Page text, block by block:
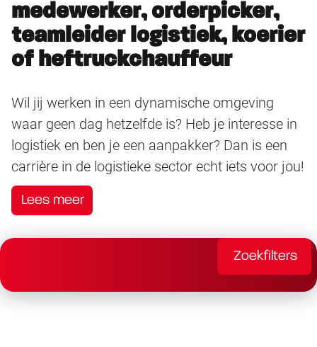
medewerker, orderpicker,
teamleider logistiek, koerier
of heftruckchauffeur
Wil jij werken in een dynamische omgeving
waar geen dag hetzelfde is? Heb je interesse in
logistiek en ben je een aanpakker? Dan is een
carrière in de logistieke sector echt iets voor jou!
Lees meer
Zoekfilters